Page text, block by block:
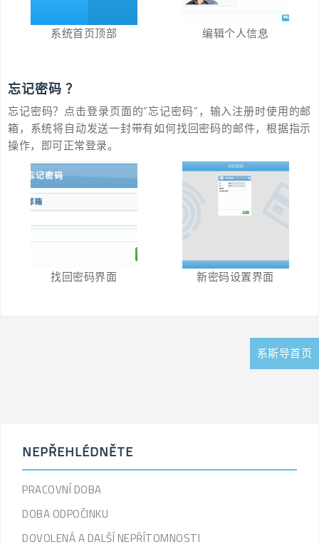
系统首页顶部 编辑个人信息
忘记密码 ？
忘记密码？点击登录页面的“忘记密码”，输入注册时使用的邮
箱，系统将自动发送一封带有如何找回密码的邮件，根据指示
操作，即可正常登录。
找回密码界面 新密码设置界面
系斯导首页
NEPŘEHLÉDNĚTE
PRACOVNÍ DOBA
DOBA ODPOČINKU
DOVOLENÁ A DALŠÍ NEPŘÍTOMNOSTI